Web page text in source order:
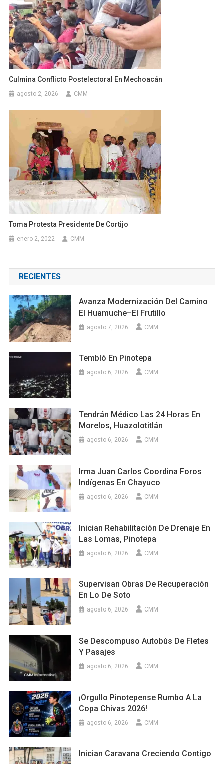
Culmina Conflicto Postelectoral En Mechoacán
agosto 2, 2026 CMM
Toma Protesta Presidente De Cortijo
enero 2, 2022 CMM
RECIENTES
Avanza Modernización Del Camino
El Huamuche–El Frutillo
agosto 7, 2026 CMM
Tembló En Pinotepa
agosto 6, 2026 CMM
Tendrán Médico Las 24 Horas En
Morelos, Huazolotitlán
agosto 6, 2026 CMM
Irma Juan Carlos Coordina Foros
Indígenas En Chayuco
agosto 6, 2026 CMM
Inician Rehabilitación De Drenaje En
Las Lomas, Pinotepa
agosto 6, 2026 CMM
Supervisan Obras De Recuperación
En Lo De Soto
agosto 6, 2026 CMM
Se Descompuso Autobús De Fletes
Y Pasajes
agosto 6, 2026 CMM
¡Orgullo Pinotepense Rumbo A La
Copa Chivas 2026!
agosto 6, 2026 CMM
Inician Caravana Creciendo Contigo